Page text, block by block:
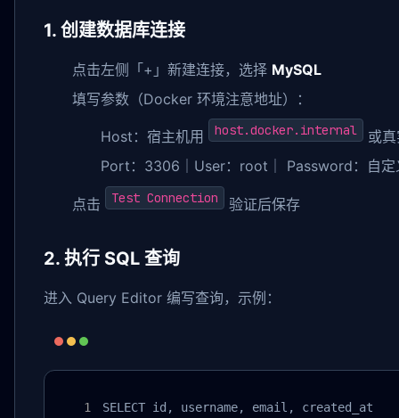
1. 创建数据库连接
点击左侧「+」新建连接，选择 MySQL
填写参数（Docker 环境注意地址）：
Host：宿主机用 host.docker.internal
或
Port：3306｜User：root｜ Password：自定
点击 Test Connection 验证后保存
2. 执行 SQL 查询
进入 Query Editor 编写查询，示例：
SELECT id, username, email, created_at